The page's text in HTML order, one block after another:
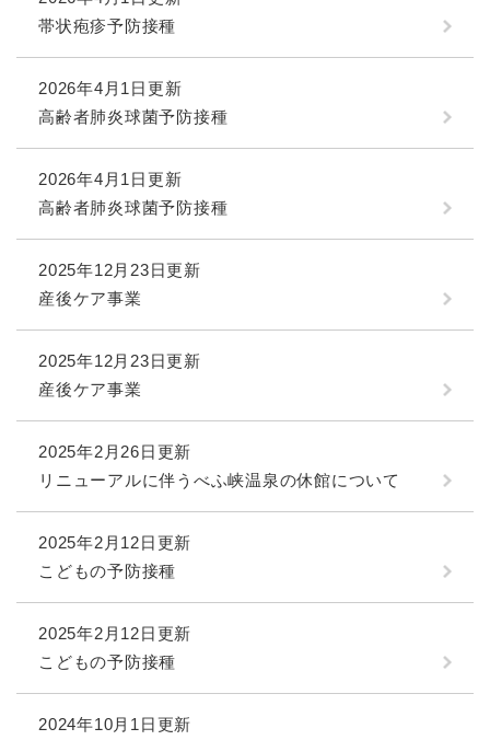
帯状疱疹予防接種
2026年4月1日更新
高齢者肺炎球菌予防接種
2026年4月1日更新
高齢者肺炎球菌予防接種
2025年12月23日更新
産後ケア事業
2025年12月23日更新
産後ケア事業
2025年2月26日更新
リニューアルに伴うべふ峡温泉の休館について
2025年2月12日更新
こどもの予防接種
2025年2月12日更新
こどもの予防接種
2024年10月1日更新